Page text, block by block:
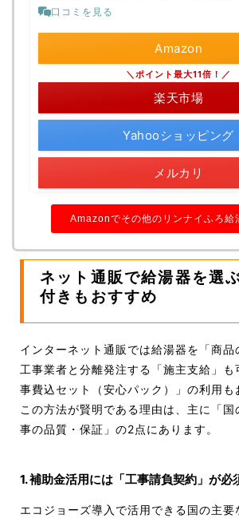
口コミを見る
Amazon
＼ポイント最大11倍！／
楽天市場
Yahooショッピング
メルカリ
Amazonでその他のリンナイふろ給
ネット通販で給湯器を選
付きもおすすめ
インターネット通販では給湯器を「商品
工事業者と分離発注する「施主支給」も
事費込セット（安心パック）」の利用も
この方法が賢明である理由は、主に「国
事の品質・保証」の2点にあります。
1. 補助金活用には「工事請負契約」が必
エコジョーズ導入で活用できる国の主要